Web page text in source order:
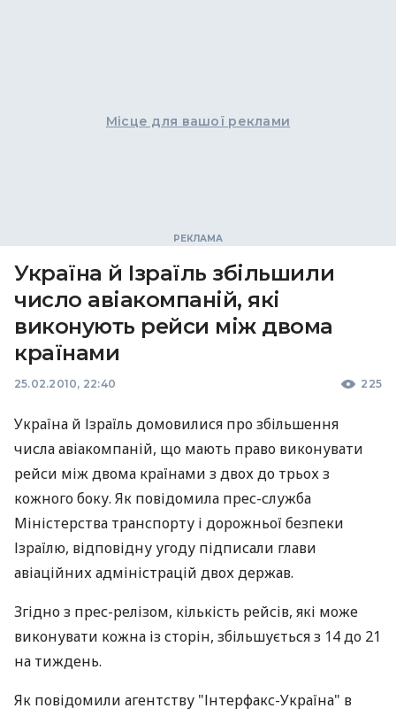
Місце для вашої реклами
Україна й Ізраїль збільшили
число авіакомпаній, які
виконують рейси між двома
країнами
25.02.2010, 22:40 225
Україна й Ізраїль домовилися про збільшення
числа авіакомпаній, що мають право виконувати
рейси між двома країнами з двох до трьох з
кожного боку. Як повідомила прес-служба
Міністерства транспорту і дорожньої безпеки
Ізраїлю, відповідну угоду підписали глави
авіаційних адміністрацій двох держав.
Згідно з прес-релізом, кількість рейсів, які може
виконувати кожна із сторін, збільшується з 14 до 21
на тиждень.
Як повідомили агентству "Інтерфакс-Україна" в